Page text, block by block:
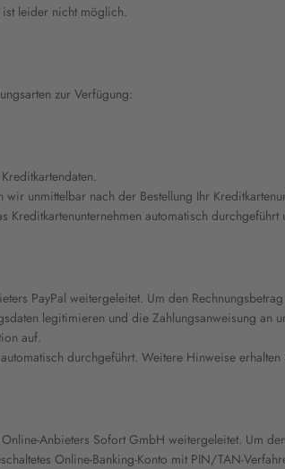
leider nicht möglich.
zur Verfügung:
unmittelbar nach der Bestellung Ihr
automatisch durchgeführt
PayPal weitergeleitet. Um den
legitimieren und die Zahlungsanweisung an
auf.
durchgeführt. Weitere Hinweise
Anbieters Sofort GmbH weitergeleitet. Um
Online-Banking-Konto mit PIN/TAN-